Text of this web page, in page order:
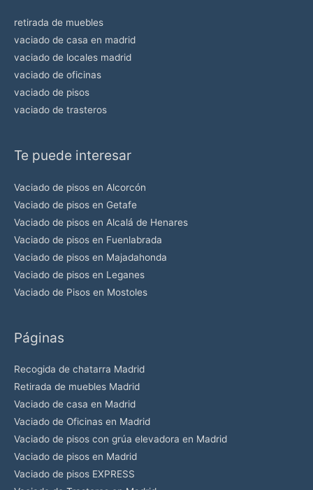
e
j
c
o
v
a
c
.
retirada de muebles
vaciado de casa en madrid
vaciado de locales madrid
vaciado de oficinas
vaciado de pisos
vaciado de trasteros
Te puede interesar
Vaciado de pisos en Alcorcón
Vaciado de pisos en Getafe
Vaciado de pisos en Alcalá de Henares
Vaciado de pisos en Fuenlabrada
Vaciado de pisos en Majadahonda
Vaciado de pisos en Leganes
Vaciado de Pisos en Mostoles
Páginas
Recogida de chatarra Madrid
Retirada de muebles Madrid
Vaciado de casa en Madrid
Vaciado de Oficinas en Madrid
Vaciado de pisos con grúa elevadora en Madrid
Vaciado de pisos en Madrid
Vaciado de pisos EXPRESS